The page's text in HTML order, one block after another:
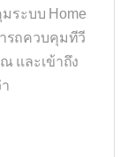
ระบบ Home
รถควบคุมทีวี
และเข้าถึง